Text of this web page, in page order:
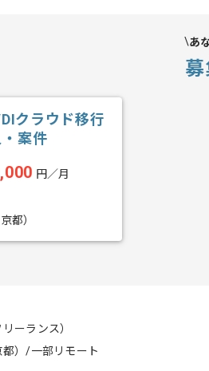
あ
クラウド移行
案件
円／月
都）
ーランス）
）/一部リモート